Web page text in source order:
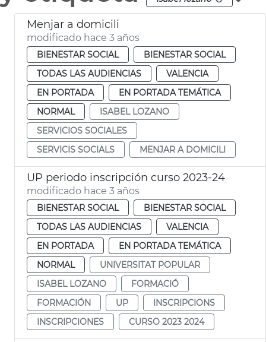
Menjar a domicili
modificado hace 3 años
BIENESTAR SOCIAL
BIENESTAR SOCIAL
TODAS LAS AUDIENCIAS
VALENCIA
EN PORTADA
EN PORTADA TEMÁTICA
NORMAL
ISABEL LOZANO
SERVICIOS SOCIALES
SERVICIS SOCIALS
MENJAR A DOMICILI
UP periodo inscripción curso 2023-24
modificado hace 3 años
BIENESTAR SOCIAL
BIENESTAR SOCIAL
TODAS LAS AUDIENCIAS
VALENCIA
EN PORTADA
EN PORTADA TEMÁTICA
NORMAL
UNIVERSITAT POPULAR
ISABEL LOZANO
FORMACIÓ
FORMACIÓN
UP
INSCRIPCIONS
INSCRIPCIONES
CURSO 2023 2024